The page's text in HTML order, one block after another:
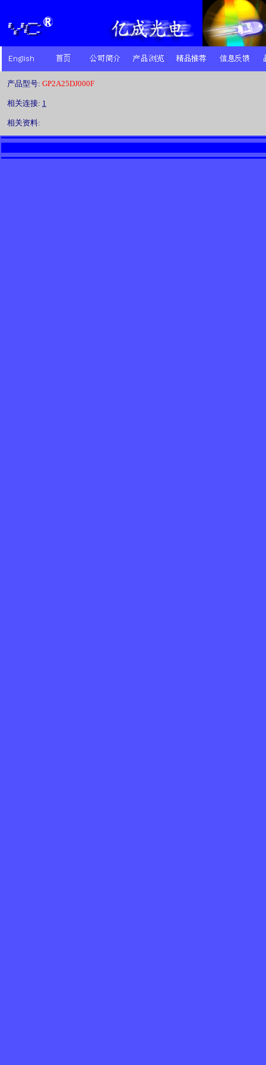
产品型号: GP2A25DJ000F
相关连接: 1
相关资料: